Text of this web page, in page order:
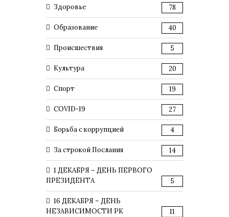
Здоровье 78
Образование 40
Происшествия 5
Культура 20
Спорт 19
COVID-19 27
Борьба с коррупцией 4
За строкой Послания 14
1 ДЕКАБРЯ – ДЕНЬ ПЕРВОГО
ПРЕЗИДЕНТА
5
16 ДЕКАБРЯ – ДЕНЬ
НЕЗАВИСИМОСТИ РК
11